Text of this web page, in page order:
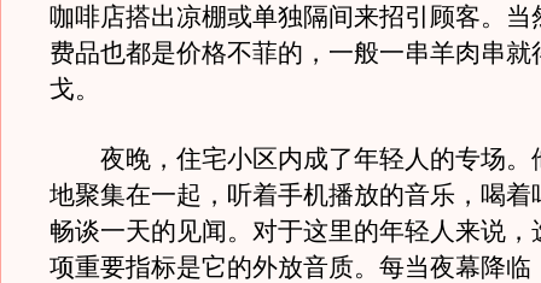
咖啡店搭出凉棚或单独隔间来招引顾客。当
费品也都是价格不菲的，一般一串羊肉串就
戈。
夜晚，住宅小区内成了年轻人的专场。
地聚集在一起，听着手机播放的音乐，喝着
畅谈一天的见闻。对于这里的年轻人来说，
项重要指标是它的外放音质。每当夜幕降临